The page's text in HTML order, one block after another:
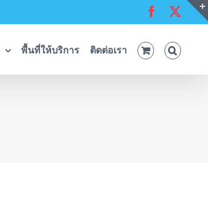
Facebook
พื้นที่ให้บริการ ติดต่อเรา